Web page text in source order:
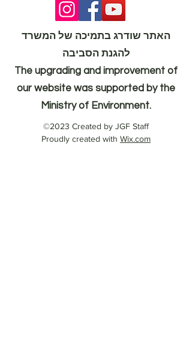
האתר שודרג בתמיכה של המשרד
להגנת הסביבה
The upgrading and improvement of
our website was supported by the
Ministry of Environment.
©2023 Created by JGF Staff
Proudly created with Wix.com